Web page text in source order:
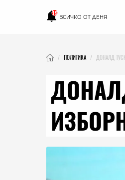
19
ВСИЧКО ОТ ДЕНЯ
ПОЛИТИКА ДОНАЛД